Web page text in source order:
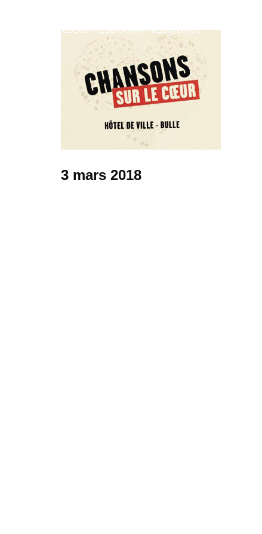
DATESSORTIESBIOGRAPHIECONTACT
3 mars 2018